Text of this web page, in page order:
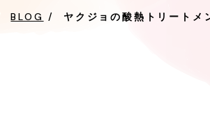
BLOG ヤクジョの酸熱トリートメ